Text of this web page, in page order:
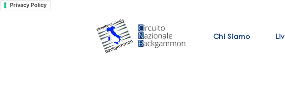
Privacy Policy
Chi Siamo